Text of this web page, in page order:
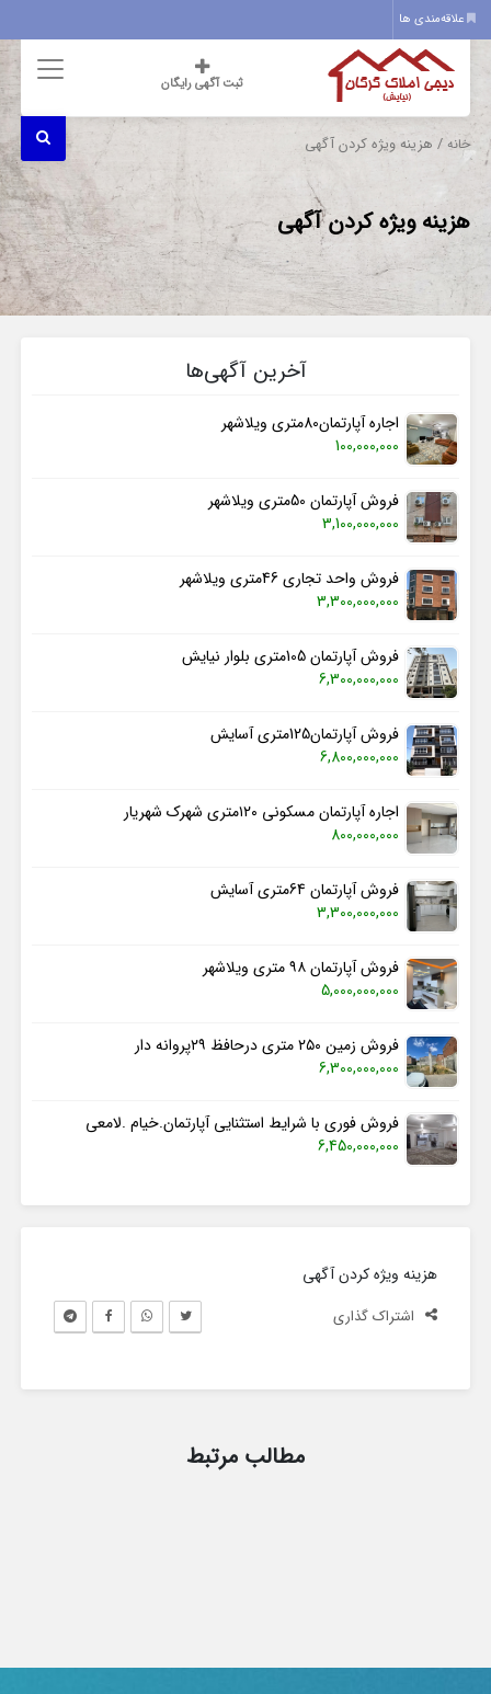
علاقه‌مندی ها
ثبت آگهی رایگان
خانه / هزینه ویژه کردن آگهی
هزینه ویژه کردن آگهی
آخرین آگهی‌ها
اجاره آپارتمان80متری ویلاشهر
100,000,000
فروش آپارتمان 50متری ویلاشهر
3,100,000,000
فروش واحد تجاری 46متری ویلاشهر
3,300,000,000
فروش آپارتمان 105متری بلوار نیایش
6,300,000,000
فروش آپارتمان125متری آسایش
6,800,000,000
اجاره آپارتمان مسکونی ۱۲۰متری شهرک شهریار
800,000,000
فروش آپارتمان 64متری آسایش
3,300,000,000
فروش آپارتمان ۹۸ متری ویلاشهر
5,000,000,000
فروش زمین ۲۵۰ متری درحافظ ۲۹پروانه دار
6,300,000,000
فروش فوری با شرایط استثنایی آپارتمان.خیام .لامعی
6,450,000,000
هزینه ویژه کردن آگهی
اشتراک گذاری
مطالب مرتبط